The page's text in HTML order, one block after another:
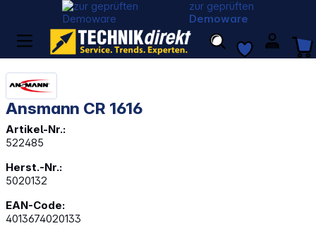
zur geprüften
Demoware
Ansmann CR 1616
Artikel-Nr.:
522485
Herst.-Nr.:
5020132
EAN-Code:
4013674020133